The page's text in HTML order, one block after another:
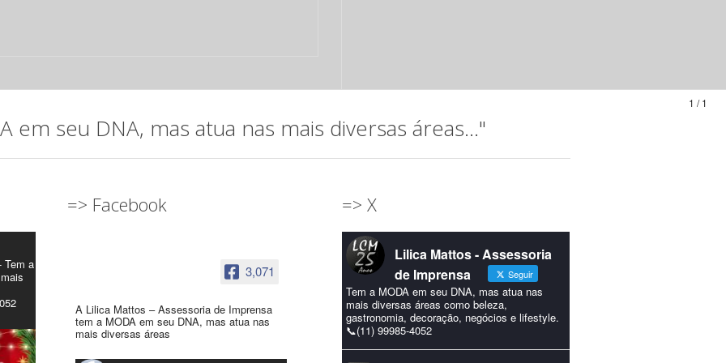
1 / 1
em seu DNA, mas atua nas mais diversas áreas..."
Tem a
=> Facebook
3,071
A Lilica Mattos – Assessoria de Imprensa
tem a MODA em seu DNA, mas atua nas
mais diversas áreas
=> X
Lilica Mattos - Assessoria
de Imprensa
Seguir
Tem a MODA em seu DNA, mas atua nas
mais diversas áreas como beleza,
gastronomia, decoração, negócios e lifestyle.
📞(11) 99985-4052